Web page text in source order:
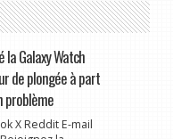
Galaxy Watch
de plongée à part
problème
X Reddit E-mail